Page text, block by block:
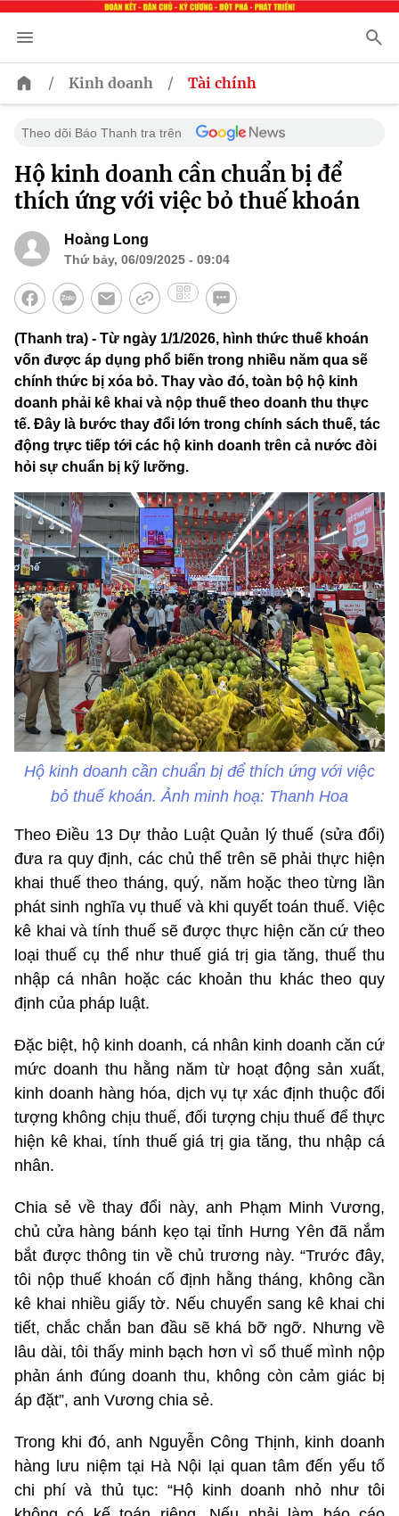
/ Kinh doanh / Tài chính
Theo dõi Báo Thanh tra trên
Hộ kinh doanh cần chuẩn bị để
thích ứng với việc bỏ thuế khoán
Hoàng Long
Thứ bảy, 06/09/2025 - 09:04
(Thanh tra) - Từ ngày 1/1/2026, hình thức thuế khoán
vốn được áp dụng phổ biến trong nhiều năm qua sẽ
chính thức bị xóa bỏ. Thay vào đó, toàn bộ hộ kinh
doanh phải kê khai và nộp thuế theo doanh thu thực
tế. Đây là bước thay đổi lớn trong chính sách thuế, tác
động trực tiếp tới các hộ kinh doanh trên cả nước đòi
hỏi sự chuẩn bị kỹ lưỡng.
Hộ kinh doanh cần chuẩn bị để thích ứng với việc
bỏ thuế khoán. Ảnh minh hoạ: Thanh Hoa
Theo Điều 13 Dự thảo Luật Quản lý thuế (sửa đổi)
đưa ra quy định, các chủ thể trên sẽ phải thực hiện
khai thuế theo tháng, quý, năm hoặc theo từng lần
phát sinh nghĩa vụ thuế và khi quyết toán thuế. Việc
kê khai và tính thuế sẽ được thực hiện căn cứ theo
loại thuế cụ thể như thuế giá trị gia tăng, thuế thu
nhập cá nhân hoặc các khoản thu khác theo quy
định của pháp luật.
Đặc biệt, hộ kinh doanh, cá nhân kinh doanh căn cứ
mức doanh thu hằng năm từ hoạt động sản xuất,
kinh doanh hàng hóa, dịch vụ tự xác định thuộc đối
tượng không chịu thuế, đối tượng chịu thuế để thực
hiện kê khai, tính thuế giá trị gia tăng, thu nhập cá
nhân.
Chia sẻ về thay đổi này, anh Phạm Minh Vương,
chủ cửa hàng bánh kẹo tại tỉnh Hưng Yên đã nắm
bắt được thông tin về chủ trương này. “Trước đây,
tôi nộp thuế khoán cố định hằng tháng, không cần
kê khai nhiều giấy tờ. Nếu chuyển sang kê khai chi
tiết, chắc chắn ban đầu sẽ khá bỡ ngỡ. Nhưng về
lâu dài, tôi thấy minh bạch hơn vì số thuế mình nộp
phản ánh đúng doanh thu, không còn cảm giác bị
áp đặt”, anh Vương chia sẻ.
Trong khi đó, anh Nguyễn Công Thịnh, kinh doanh
hàng lưu niệm tại Hà Nội lại quan tâm đến yếu tố
chi phí và thủ tục: “Hộ kinh doanh nhỏ như tôi